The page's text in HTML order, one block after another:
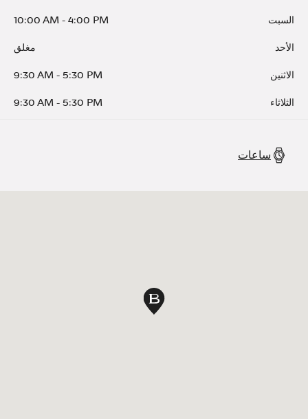
السبت
10:00 AM - 4:00 PM
الأحد
مغلق
الاثنين
9:30 AM - 5:30 PM
الثلاثاء
9:30 AM - 5:30 PM
ساعات